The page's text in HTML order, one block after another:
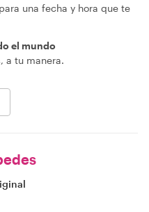
una fecha y hora que te
el mundo
a tu manera.